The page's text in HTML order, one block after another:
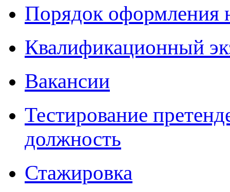
Порядок оформления
Квалификационный
Вакансии
Тестирование
должность
Стажировка